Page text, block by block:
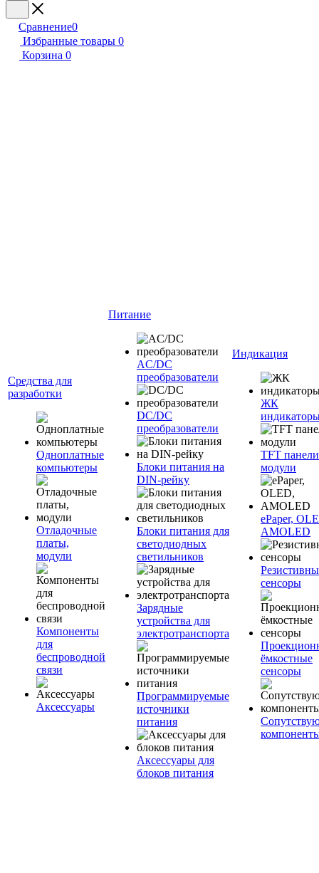
Сравнение0
Избранные товары 0
Корзина 0
Средства для
разработки
Одноплатные
компьютеры
Отладочные
платы,
модули
Компоненты
для
беспроводной
связи
Аксессуары
Питание
AC/DC
преобразователи
DC/DC
преобразователи
Блоки питания на
DIN-рейку
Блоки питания для
светодиодных
светильников
Зарядные
устройства для
электротранспорта
Программируемые
источники
питания
Аксессуары для
блоков питания
Индикация
ЖК
TFT
модули
ePaper,
AMOLED
сенсоры
ёмкостные
сенсоры